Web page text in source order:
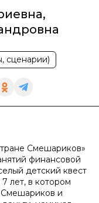
,
сценарии)
Смешариков»
финансовой
детский квест
лет, в котором
Смешариков и